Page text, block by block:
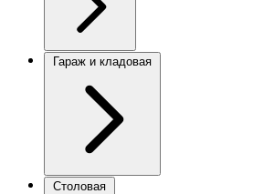
Гараж и кладовая
Столовая